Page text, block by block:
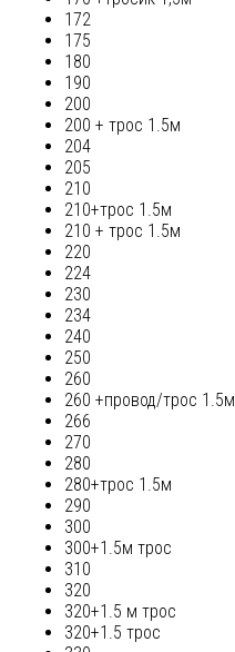
172
175
180
190
200
200 + трос 1.5м
204
205
210
210+трос 1.5м
210 + трос 1.5м
220
224
230
234
240
250
260
260 +провод/трос 1.5м
266
270
280
280+трос 1.5м
290
300
300+1.5м трос
310
320
320+1.5 м трос
320+1.5 трос